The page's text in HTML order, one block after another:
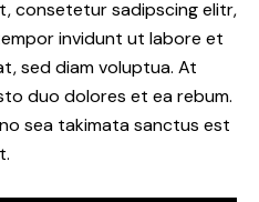
consetetur sadipscing elitr,
invidunt ut labore et
sed diam voluptua. At
duo dolores et ea rebum.
sea takimata sanctus est